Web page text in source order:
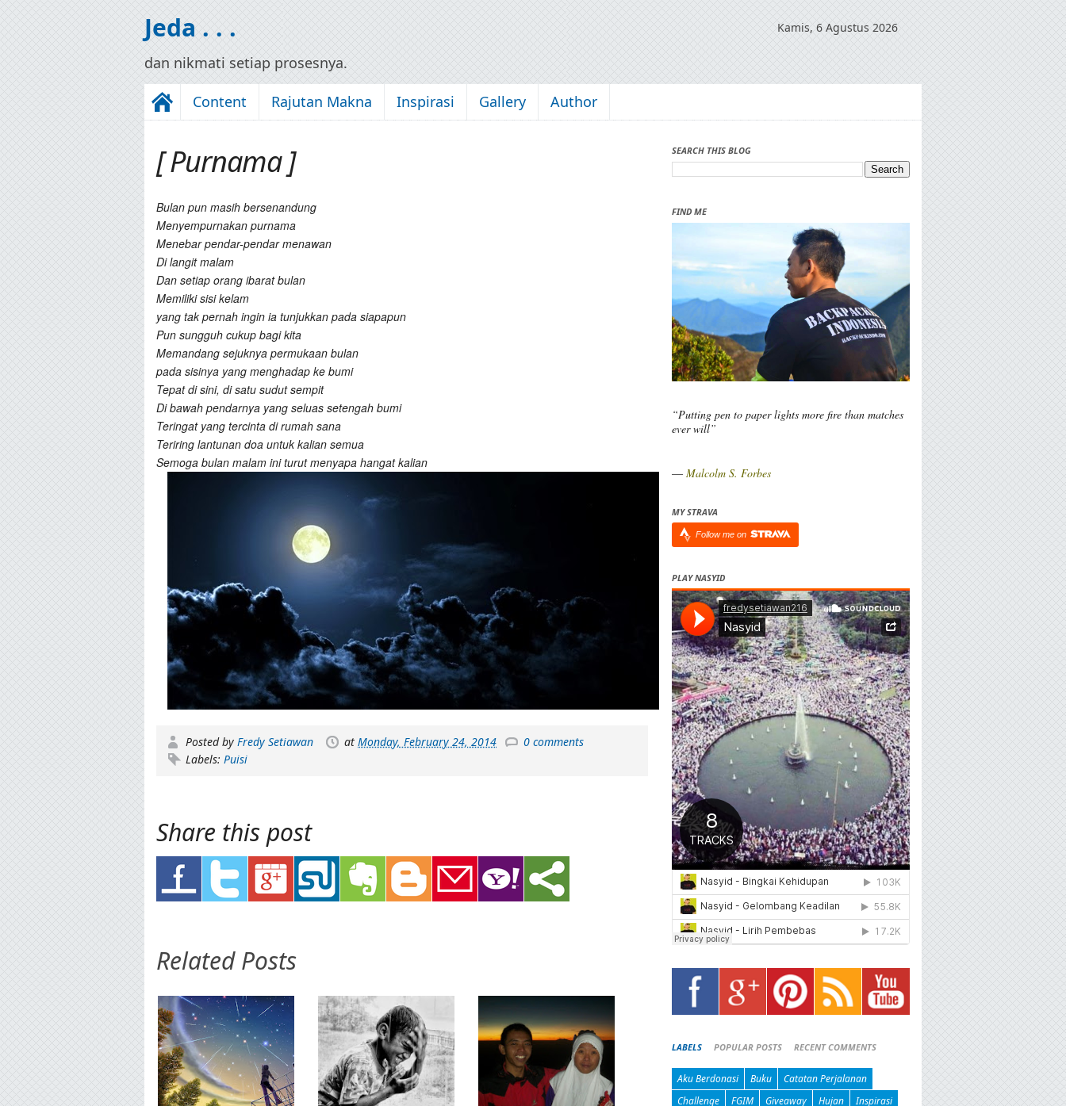
Jeda . . .
dan nikmati setiap prosesnya.
Kamis, 6 Agustus 2026
Content Rajutan Makna Inspirasi Gallery Author
[ Purnama ]
Bulan pun masih bersenandung
Menyempurnakan purnama
Menebar pendar-pendar menawan
Di langit malam
Dan setiap orang ibarat bulan
Memiliki sisi kelam
yang tak pernah ingin ia tunjukkan pada siapapun
Pun sungguh cukup bagi kita
Memandang sejuknya permukaan bulan
pada sisinya yang menghadap ke bumi
Tepat di sini, di satu sudut sempit
Di bawah pendarnya yang seluas setengah bumi
Teringat yang tercinta di rumah sana
Teriring lantunan doa untuk kalian semua
Semoga bulan malam ini turut menyapa hangat kalian
Posted by Fredy Setiawan at Monday, February 24, 2014
0 comments
Labels: Puisi
Share this post
Related Posts
SEARCH THIS BLOG
FIND ME
“Putting pen to paper lights more fire than matches
ever will”
― Malcolm S. Forbes
MY STRAVA
Follow me on
PLAY NASYID
LABELS POPULAR POSTS RECENT COMMENTS
Aku Berdonasi Buku
Catatan Perjalanan
Challenge
FGIM Giveaway Hujan
Inspirasi